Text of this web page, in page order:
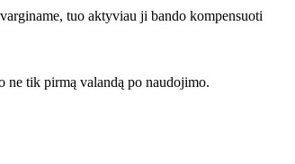
tuo aktyviau ji bando kompensuoti
ne tik pirmą valandą po naudojimo.